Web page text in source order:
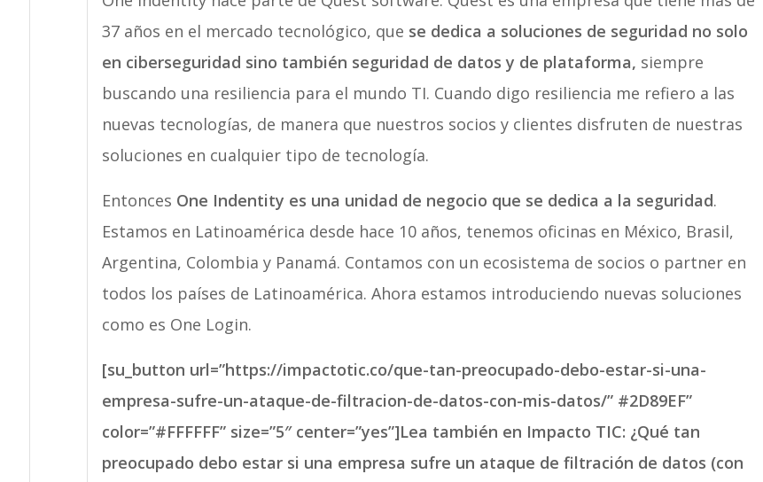
37 años en el mercado tecnológico, que se dedica a soluciones de seguridad no solo
en ciberseguridad sino también seguridad de datos y de plataforma, siempre
buscando una resiliencia para el mundo TI. Cuando digo resiliencia me refiero a las
nuevas tecnologías, de manera que nuestros socios y clientes disfruten de nuestras
soluciones en cualquier tipo de tecnología.
Entonces One Indentity es una unidad de negocio que se dedica a la seguridad.
Estamos en Latinoamérica desde hace 10 años, tenemos oficinas en México, Brasil,
Argentina, Colombia y Panamá. Contamos con un ecosistema de socios o partner en
todos los países de Latinoamérica. Ahora estamos introduciendo nuevas soluciones
como es One Login.
[su_button url=”https://impactotic.co/que-tan-preocupado-debo-estar-si-una-
empresa-sufre-un-ataque-de-filtracion-de-datos-con-mis-datos/” #2D89EF”
color=”#FFFFFF” size=”5″ center=”yes”]Lea también en Impacto TIC: ¿Qué tan
preocupado debo estar si una empresa sufre un ataque de filtración de datos (con